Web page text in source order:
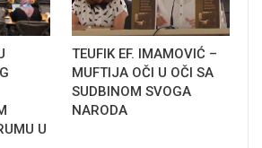
U
TEUFIK EF. IMAMOVIĆ –
MUFTIJA OČI U OČI SA
SUDBINOM SVOGA
NARODA